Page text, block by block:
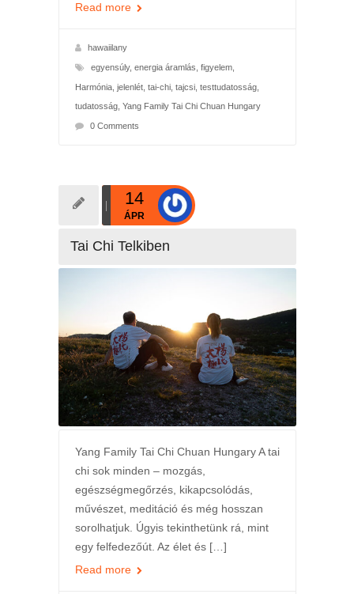
Read more
hawaiilany
egyensúly, energia áramlás figyelem,
Harmónia, jelenlét, tai-chi, tajcsi, testtudatosság,
tudatosság, Yang Family Tai Chi Chuan Hungary
0 Comments
14
ÁPR
Tai Chi Telkiben
Yang Family Tai Chi Chuan Hungary A tai
chi sok minden – mozgás,
egészségmegőrzés, kikapcsolódás,
művészet, meditáció és még hosszan
sorolhatjuk. Úgyis tekinthetünk rá, mint
egy felfedezőút. Az élet és […]
Read more